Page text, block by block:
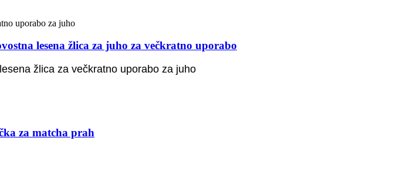
lesena žlica za juho za večkratno uporabo
žlica za večkratno uporabo za juho
za matcha prah